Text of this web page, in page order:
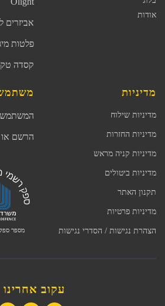
אודות
אביזרים
פלטות
קסדה
מדיניות
מדיניות שילוח
מדיניות החזרות
מדיניות קניה מראש
מדיניות ביטולים
תקנון האתר
מדיניות פרטיות
הצהרת נגישות / הסדרי נגישות
המשתמש
הרשם
מספר ספק:
עקוב אחרינו